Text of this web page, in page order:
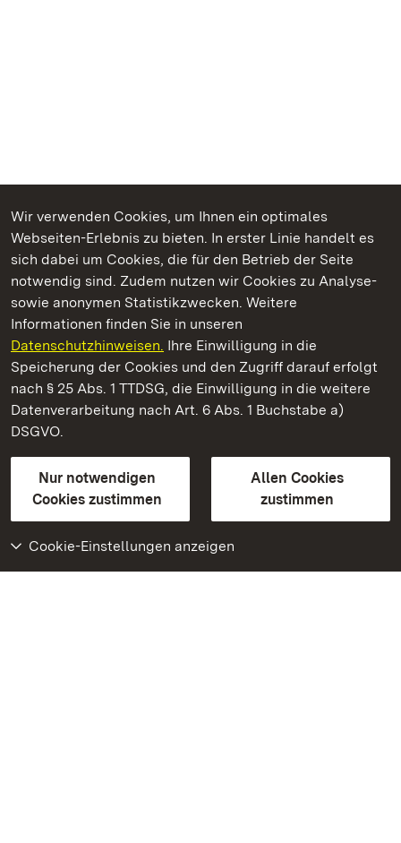
Wir verwenden Cookies, um Ihnen ein optimales
Webseiten-Erlebnis zu bieten. In erster Linie handelt es
sich dabei um Cookies, die für den Betrieb der Seite
notwendig sind. Zudem nutzen wir Cookies zu Analyse-
sowie anonymen Statistikzwecken. Weitere
Informationen finden Sie in unseren
Datenschutzhinweisen. Ihre Einwilligung in die
Speicherung der Cookies und den Zugriff darauf erfolgt
nach § 25 Abs. 1 TTDSG, die Einwilligung in die weitere
Datenverarbeitung nach Art. 6 Abs. 1 Buchstabe a)
DSGVO.
Nur notwendigen
Cookies zustimmen
Allen Cookies
zustimmen
Cookie-Einstellungen anzeigen
Kommen. Staunen. Genießen.
Schloss Favorite Rastatt
Staatliche Schlösser und Gärten Baden-Württemberg
Kontakt
GebärdenspracheLeichte Sprache
Erklärung zur Barrierefreiheit
BITV-konform (geprüfte Seiten)
Weiteres